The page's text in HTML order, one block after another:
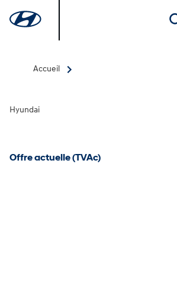
Accueil
Hyundai
Offre actuelle (TVAc)